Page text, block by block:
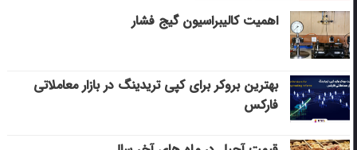
اهمیت کالیبراسیون گیج فشار
بهترین بروکر برای کپی‌ تریدینگ در بازار معاملاتی
فارکس